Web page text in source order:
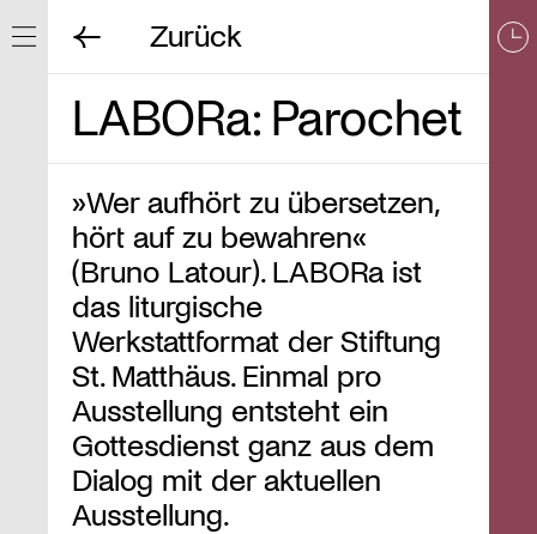
Navigation ein/ausblenden
Zurück
LABORa: Parochet
»Wer aufhört zu übersetzen,
hört auf zu bewahren«
(Bruno Latour). LABORa ist
das liturgische
Werkstattformat der Stiftung
St. Matthäus. Einmal pro
Ausstellung entsteht ein
Gottesdienst ganz aus dem
Dialog mit der aktuellen
Ausstellung.